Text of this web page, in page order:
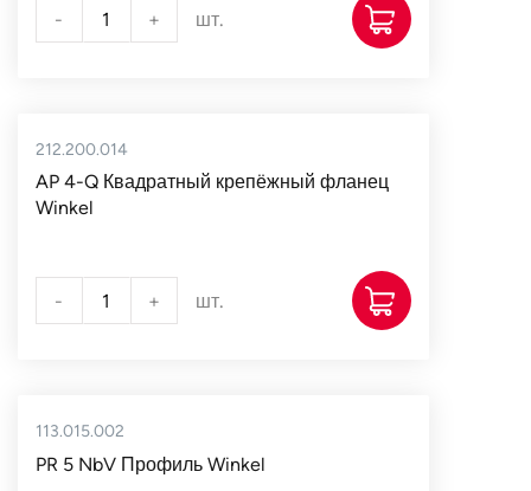
- + шт.
212.200.014
AP 4-Q Квадратный крепёжный фланец
Winkel
- + шт.
113.015.002
PR 5 NbV Профиль Winkel